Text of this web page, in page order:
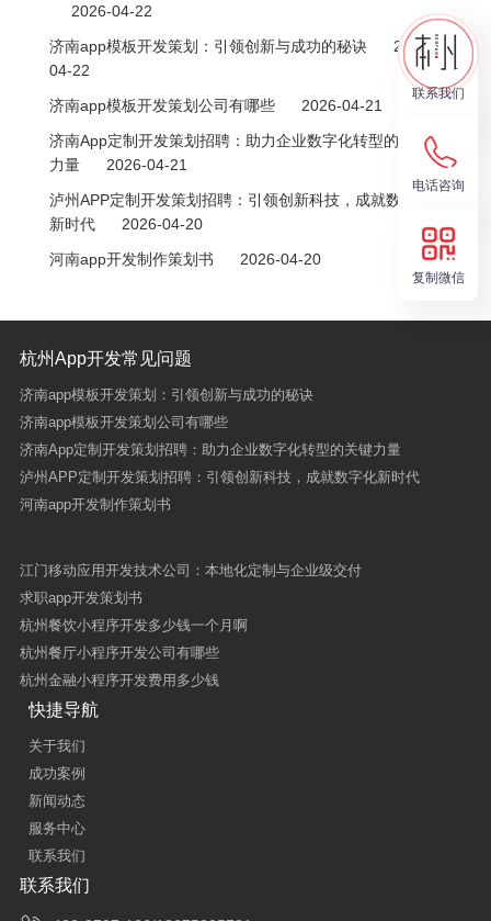
2026-04-22
济南app模板开发策划：引领创新与成功的秘诀
2026-
04-22
济南app模板开发策划公司有哪些
2026-04-21
济南App定制开发策划招聘：助力企业数字化转型的关键
力量
2026-04-21
泸州APP定制开发策划招聘：引领创新科技，成就数字化
新时代
2026-04-20
河南app开发制作策划书
2026-04-20
杭州App开发常见问题
济南app模板开发策划：引领创新与成功的秘诀
济南app模板开发策划公司有哪些
济南App定制开发策划招聘：助力企业数字化转型的关键力量
泸州APP定制开发策划招聘：引领创新科技，成就数字化新时代
河南app开发制作策划书
江门移动应用开发技术公司：本地化定制与企业级交付
求职app开发策划书
杭州餐饮小程序开发多少钱一个月啊
杭州餐厅小程序开发公司有哪些
杭州金融小程序开发费用多少钱
快捷导航
关于我们
成功案例
新闻动态
服务中心
联系我们
联系我们
联系我们
电话咨询
复制微信